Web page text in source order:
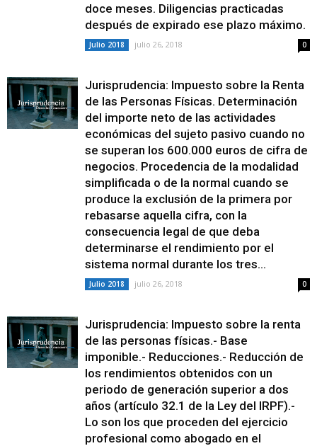
doce meses. Diligencias practicadas
después de expirado ese plazo máximo.
Julio 2018 julio 26, 2018 0
Jurisprudencia: Impuesto sobre la Renta
de las Personas Físicas. Determinación
del importe neto de las actividades
económicas del sujeto pasivo cuando no
se superan los 600.000 euros de cifra de
negocios. Procedencia de la modalidad
simplificada o de la normal cuando se
produce la exclusión de la primera por
rebasarse aquella cifra, con la
consecuencia legal de que deba
determinarse el rendimiento por el
sistema normal durante los tres...
Julio 2018 julio 26, 2018 0
Jurisprudencia: Impuesto sobre la renta
de las personas físicas.- Base
imponible.- Reducciones.- Reducción de
los rendimientos obtenidos con un
periodo de generación superior a dos
años (artículo 32.1 de la Ley del IRPF).-
Lo son los que proceden del ejercicio
profesional como abogado en el